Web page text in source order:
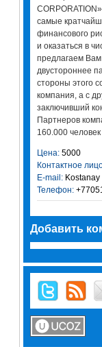
самые
финансового
и оказаться в
предлагаем Вам
двустороннее
стороны этого
компания, а с
заключивший
Партнеров
160.000
Цена:5000
Контактное
E-mail:Kostanay
Телефон:
Добавить